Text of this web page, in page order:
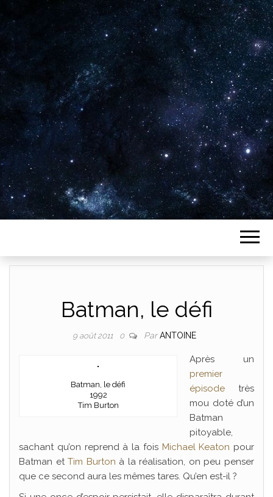
Plus de 2800 critiques de films
Batman, le défi
9 août 2011 0 ParANTOINE
Batman, le défi
1992
Tim Burton
Après un
premier
épisode très
mou doté d’un
Batman
pitoyable,
sachant qu’on reprend à la fois Michael Keaton pour
Batman etTim Burton à la réalisation, on peu penser
que ce second aura les mêmes tares. Qu’en est-il ?